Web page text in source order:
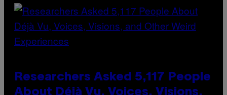
Researchers Asked 5,117 People
About Déjà Vu, Voices, Visions,